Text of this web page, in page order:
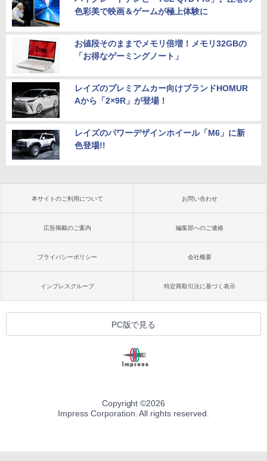
色彩美で映画＆ゲームが極上体験に
お値段そのままでメモリ倍増！メモリ32GBの
「お得なゲーミングノート」
レイズのプレミアムカー向けブランドHOMUR
Aから「2×9R」が登場！
レイズのパワーデザインホイール「M6」に新
色登場!!
本サイトのご利用について お問い合わせ
広告掲載のご案内 編集部へのご連絡
プライバシーポリシー 会社概要
インプレスグループ 特定商取引法に基づく表示
PC版で見る
Copyright ©2026
Impress Corporation. All rights reserved.